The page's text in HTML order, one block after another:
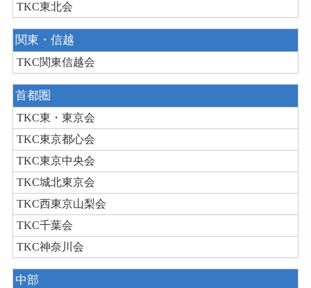
TKC東北会
関東・信越
TKC関東信越会
首都圏
TKC東・東京会
TKC東京都心会
TKC東京中央会
TKC城北東京会
TKC西東京山梨会
TKC千葉会
TKC神奈川会
中部